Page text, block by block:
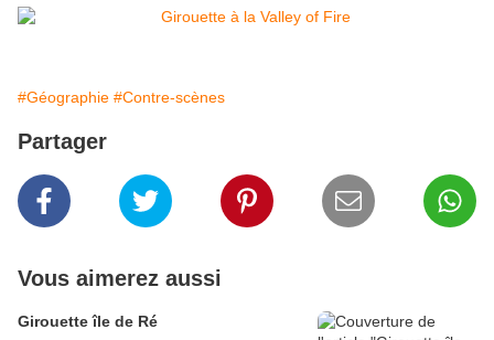
#Géographie #Contre-scènes
Partager
Vous aimerez aussi
Girouette île de Ré